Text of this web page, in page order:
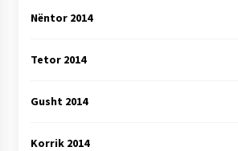
Nëntor 2014
Tetor 2014
Gusht 2014
Korrik 2014